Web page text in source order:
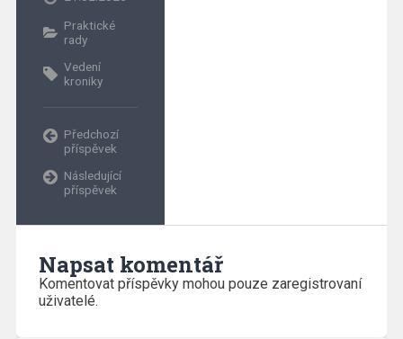
Praktické
rady
Vedení
kroniky
Předchozí
příspěvek
Následující
příspěvek
Napsat komentář
Komentovat příspěvky mohou pouze zaregistrovaní
uživatelé.